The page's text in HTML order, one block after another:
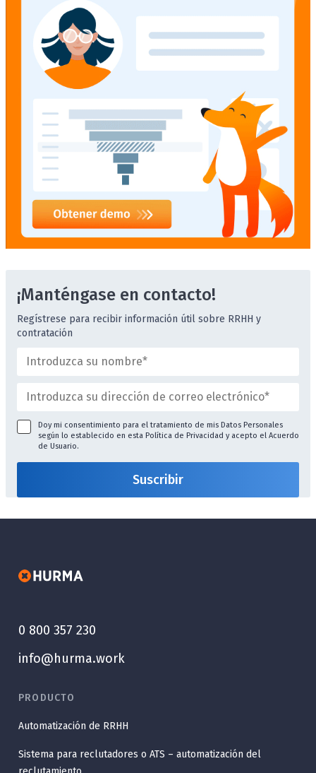
¡Manténgase en contacto!
Regístrese para recibir información útil sobre RRHH y
contratación
Doy mi consentimiento para el tratamiento de mis Datos Personales
según lo establecido en esta Política de Privacidad y acepto el Acuerdo
de Usuario.
0 800 357 230
info@hurma.work
PRODUCTO
Automatización de RRHH
Sistema para reclutadores o ATS – automatización del